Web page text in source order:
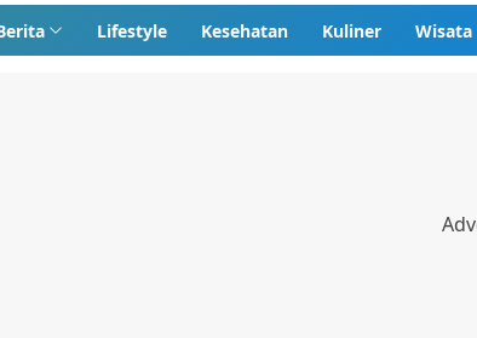
Lifestyle Kesehatan Kuliner Wisata